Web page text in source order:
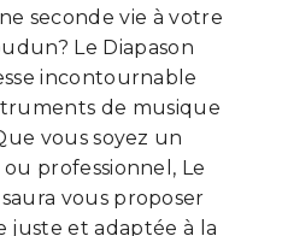
seconde vie à votre
Le Diapason
incontournable
de musique
vous soyez un
professionnel, Le
vous proposer
juste et adaptée à la